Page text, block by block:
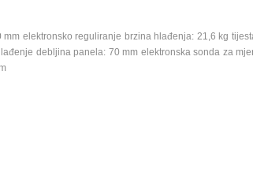
elektronsko reguliranje brzina hlađenja: 21,6 kg
debljina panela: 70 mm elektronska sonda za